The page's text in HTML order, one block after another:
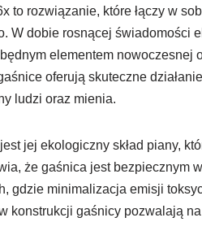
to rozwiązanie, które łączy w
W dobie rosnącej świadomości
elementem nowoczesnej
oferują skuteczne
ludzi oraz mienia.
jej ekologiczny skład piany,
że gaśnica jest bezpiecznym
gdzie minimalizacja emisji
konstrukcji gaśnicy pozwalają